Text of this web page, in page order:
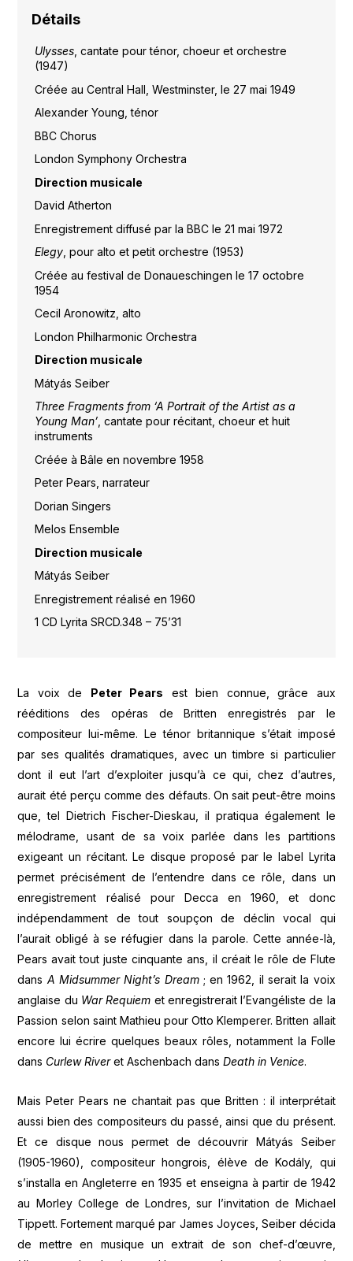
Détails
Ulysses, cantate pour ténor, choeur et orchestre
(1947)
Créée au Central Hall, Westminster, le 27 mai 1949
Alexander Young, ténor
BBC Chorus
London Symphony Orchestra
Direction musicale
David Atherton
Enregistrement diffusé par la BBC le 21 mai 1972
Elegy, pour alto et petit orchestre (1953)
Créée au festival de Donaueschingen le 17 octobre
1954
Cecil Aronowitz, alto
London Philharmonic Orchestra
Direction musicale
Mátyás Seiber
Three Fragments from ‘A Portrait of the Artist as a
Young Man’, cantate pour récitant, choeur et huit
instruments
Créée à Bâle en novembre 1958
Peter Pears, narrateur
Dorian Singers
Melos Ensemble
Direction musicale
Mátyás Seiber
Enregistrement réalisé en 1960
1 CD Lyrita SRCD.348 – 75’31
La voix de Peter Pears est bien connue, grâce aux
rééditions des opéras de Britten enregistrés par le
compositeur lui-même. Le ténor britannique s’était imposé
par ses qualités dramatiques, avec un timbre si particulier
dont il eut l’art d’exploiter jusqu’à ce qui, chez d’autres,
aurait été perçu comme des défauts. On sait peut-être moins
que, tel Dietrich Fischer-Dieskau, il pratiqua également le
mélodrame, usant de sa voix parlée dans les partitions
exigeant un récitant. Le disque proposé par le label Lyrita
permet précisément de l’entendre dans ce rôle, dans un
enregistrement réalisé pour Decca en 1960, et donc
indépendamment de tout soupçon de déclin vocal qui
l’aurait obligé à se réfugier dans la parole. Cette année-là,
Pears avait tout juste cinquante ans, il créait le rôle de Flute
dans A Midsummer Night’s Dream ; en 1962, il serait la voix
anglaise du War Requiem et enregistrerait l’Evangéliste de la
Passion selon saint Mathieu pour Otto Klemperer. Britten allait
encore lui écrire quelques beaux rôles, notamment la Folle
dans Curlew Riveret Aschenbach dansDeath in Venice.
Mais Peter Pears ne chantait pas que Britten : il interprétait
aussi bien des compositeurs du passé, ainsi que du présent.
Et ce disque nous permet de découvrir Mátyás Seiber
(1905-1960), compositeur hongrois, élève de Kodály, qui
s’installa en Angleterre en 1935 et enseigna à partir de 1942
au Morley College de Londres, sur l’invitation de Michael
Tippett. Fortement marqué par James Joyces, Seiber décida
de mettre en musique un extrait de son chef-d’œuvre,